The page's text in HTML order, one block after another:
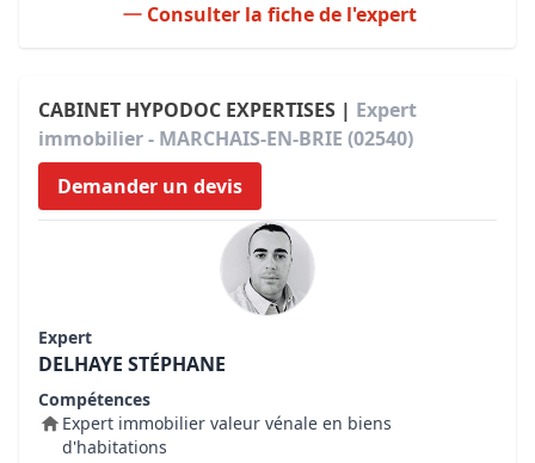
Consulter la fiche de l'expert
CABINET HYPODOC EXPERTISES | Expert
immobilier - MARCHAIS-EN-BRIE (02540)
Demander un devis
Expert
DELHAYE STÉPHANE
Compétences
Expert immobilier valeur vénale en biens
d'habitations